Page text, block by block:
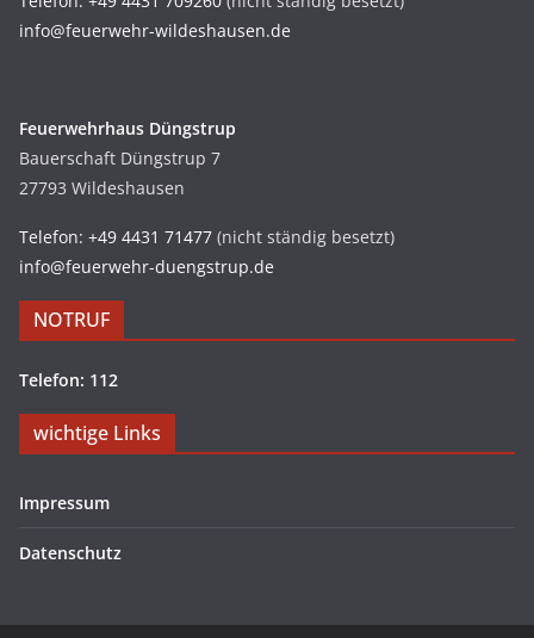
info@feuerwehr-wildeshausen.de
Feuerwehrhaus Düngstrup
Bauerschaft Düngstrup 7
27793 Wildeshausen
Telefon: +49 4431 71477 (nicht ständig besetzt)
info@feuerwehr-duengstrup.de
NOTRUF
Telefon: 112
wichtige Links
Impressum
Datenschutz